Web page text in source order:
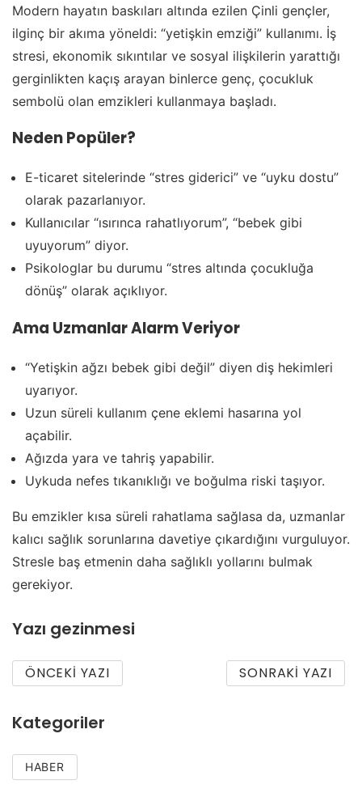
Modern hayatın baskıları altında ezilen Çinli gençler,
ilginç bir akıma yöneldi: “yetişkin emziği” kullanımı. İş
stresi, ekonomik sıkıntılar ve sosyal ilişkilerin yarattığı
gerginlikten kaçış arayan binlerce genç, çocukluk
sembolü olan emzikleri kullanmaya başladı.
Neden Popüler?
E-ticaret sitelerinde “stres giderici” ve “uyku dostu”
olarak pazarlanıyor.
Kullanıcılar “ısırınca rahatlıyorum”, “bebek gibi
uyuyorum” diyor.
Psikologlar bu durumu “stres altında çocukluğa
dönüş” olarak açıklıyor.
Ama Uzmanlar Alarm Veriyor
“Yetişkin ağzı bebek gibi değil” diyen diş hekimleri
uyarıyor.
Uzun süreli kullanım çene eklemi hasarına yol
açabilir.
Ağızda yara ve tahriş yapabilir.
Uykuda nefes tıkanıklığı ve boğulma riski taşıyor.
Bu emzikler kısa süreli rahatlama sağlasa da, uzmanlar
kalıcı sağlık sorunlarına davetiye çıkardığını vurguluyor.
Stresle baş etmenin daha sağlıklı yollarını bulmak
gerekiyor.
Yazı gezinmesi
ÖNCEKI YAZI SONRAKI YAZI
Kategoriler
HABER